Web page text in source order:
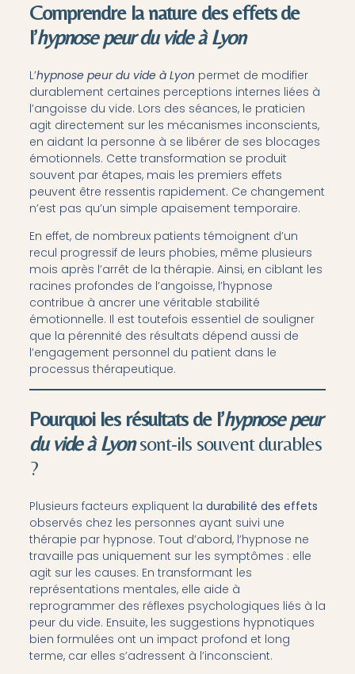
Comprendre la nature des effets de
l’hypnose peur du vide à Lyon
L’hypnose peur du vide à Lyon permet de modifier
durablement certaines perceptions internes liées à
l’angoisse du vide. Lors des séances, le praticien
agit directement sur les mécanismes inconscients,
en aidant la personne à se libérer de ses blocages
émotionnels. Cette transformation se produit
souvent par étapes, mais les premiers effets
peuvent être ressentis rapidement. Ce changement
n’est pas qu’un simple apaisement temporaire.
En effet, de nombreux patients témoignent d’un
recul progressif de leurs phobies, même plusieurs
mois après l’arrêt de la thérapie. Ainsi, en ciblant les
racines profondes de l’angoisse, l’hypnose
contribue à ancrer une véritable stabilité
émotionnelle. Il est toutefois essentiel de souligner
que la pérennité des résultats dépend aussi de
l’engagement personnel du patient dans le
processus thérapeutique.
Pourquoi les résultats de l’hypnose peur
du vide à Lyonsont-ils souvent durables
?
Plusieurs facteurs expliquent la durabilité des effets
observés chez les personnes ayant suivi une
thérapie par hypnose. Tout d’abord, l’hypnose ne
travaille pas uniquement sur les symptômes : elle
agit sur les causes. En transformant les
représentations mentales, elle aide à
reprogrammer des réflexes psychologiques liés à la
peur du vide. Ensuite, les suggestions hypnotiques
bien formulées ont un impact profond et long
terme, car elles s’adressent à l’inconscient.